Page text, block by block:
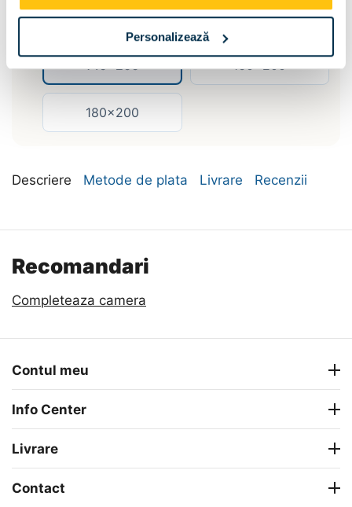
Personalizează
140x200 160x200
180x200
Descriere Metode de plata Livrare Recenzii
Recomandari
Completeaza camera
Contul meu
Info Center
Livrare
Contact